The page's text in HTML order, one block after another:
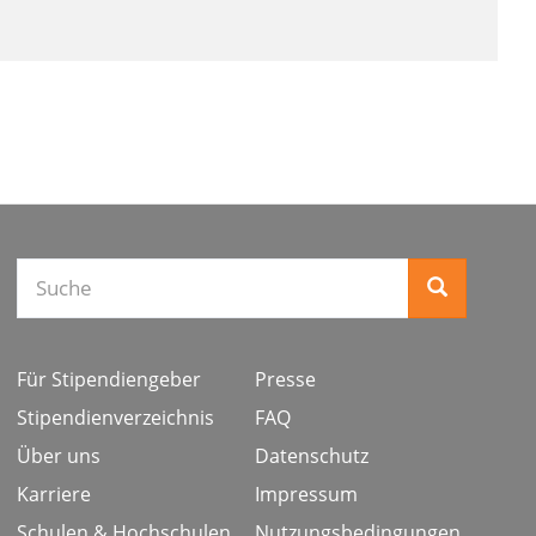
Für Stipendiengeber
Stipendienverzeichnis
Über uns
Karriere
Presse
FAQ
Datenschutz
Impressum